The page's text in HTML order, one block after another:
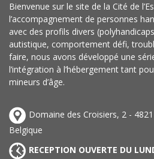
Bienvenue sur le site de la Cité de
l’accompagnement de personnes
avec des profils divers
autistique, comportement défi,
faire, nous avons développé une
l’intégration à l’hébergement tant
mineurs d’âge.
Domaine des Croisiers, 2 -
Belgique
RECEPTION OUVERTE DU